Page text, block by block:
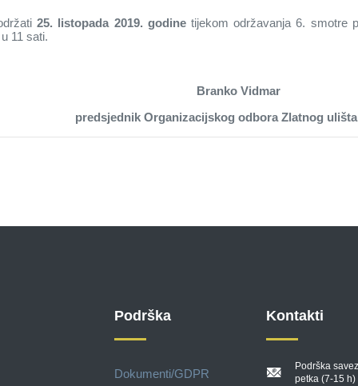
25. listopada 2019. godinetijekom održavanja 6. smotre
11 sati.
Branko Vidmar
Zlatnog ulišta
Podrška
Dokumenti/GDPR
Kontakti
Podrška
petka (7-15 h)